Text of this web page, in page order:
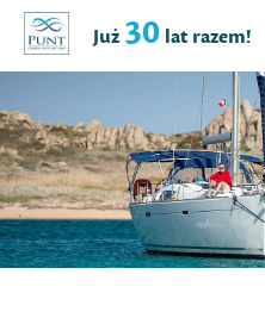
Już30 lat razem!